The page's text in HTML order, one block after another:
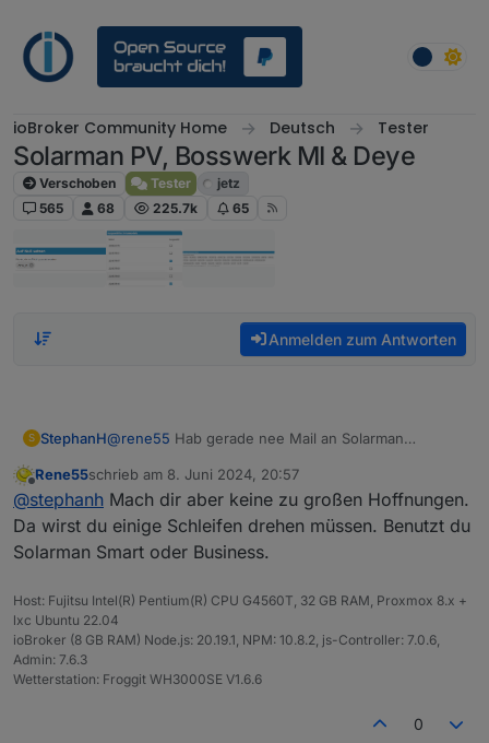
ioBroker Community Home Deutsch Tester
Solarman PV, Bosswerk MI & Deye
Verschoben Tester
jetz
565
68 225.7k 65
Anmelden zum Antworten
S StephanH@rene55 Hab gerade nee Mail an Solarman
bis nee Antwort kommt.
Danke für deine Schnelle antwort.
Offline
Rene55schrieb am 8. Juni 2024, 20:57
zuletzt editiert von
@stephanh Mach dir aber keine zu großen Hoffnungen.
Da wirst du einige Schleifen drehen müssen. Benutzt du
Solarman Smart oder Business.
Host: Fujitsu Intel(R) Pentium(R) CPU G4560T, 32 GB RAM, Proxmox 8.x +
lxc Ubuntu 22.04
ioBroker (8 GB RAM) Node.js: 20.19.1, NPM: 10.8.2, js-Controller: 7.0.6,
Admin: 7.6.3
Wetterstation: Froggit WH3000SE V1.6.6
0